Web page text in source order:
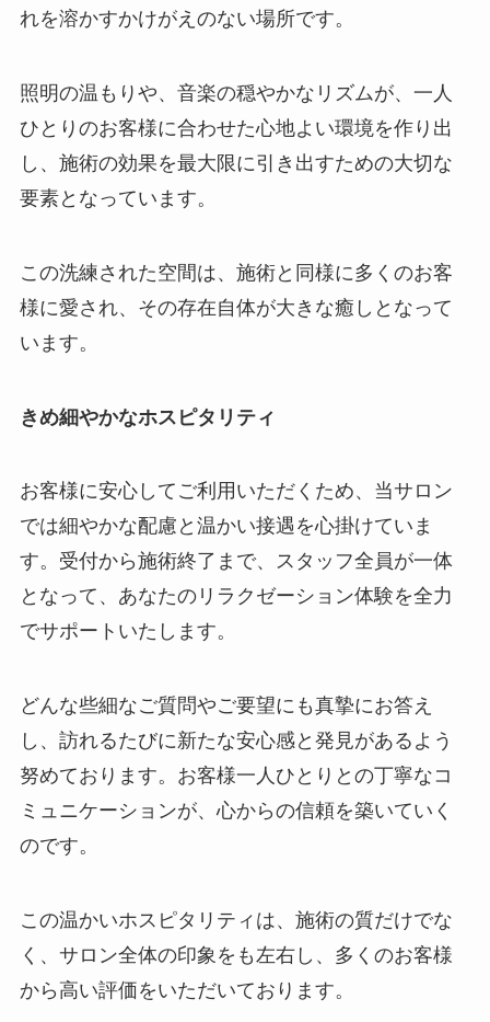
れを溶かすかけがえのない場所です。
照明の温もりや、音楽の穏やかなリズムが、一人
ひとりのお客様に合わせた心地よい環境を作り出
し、施術の効果を最大限に引き出すための大切な
要素となっています。
この洗練された空間は、施術と同様に多くのお客
様に愛され、その存在自体が大きな癒しとなって
います。
きめ細やかなホスピタリティ
お客様に安心してご利用いただくため、当サロン
では細やかな配慮と温かい接遇を心掛けていま
す。受付から施術終了まで、スタッフ全員が一体
となって、あなたのリラクゼーション体験を全力
でサポートいたします。
どんな些細なご質問やご要望にも真摯にお答え
し、訪れるたびに新たな安心感と発見があるよう
努めております。お客様一人ひとりとの丁寧なコ
ミュニケーションが、心からの信頼を築いていく
のです。
この温かいホスピタリティは、施術の質だけでな
く、サロン全体の印象をも左右し、多くのお客様
から高い評価をいただいております。